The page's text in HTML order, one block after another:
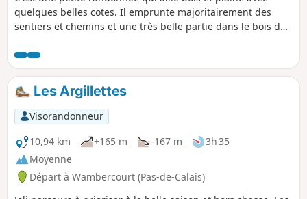
quelques belles cotes. Il emprunte majoritairement des
sentiers et chemins et une très belle partie dans le bois de
de croiser quelques chevreuils.
Les Argillettes
Visorandonneur
10,94 km
+165 m -167 m
3h 35
Moyenne
Départ à Wambercourt (Pas-de-Calais)